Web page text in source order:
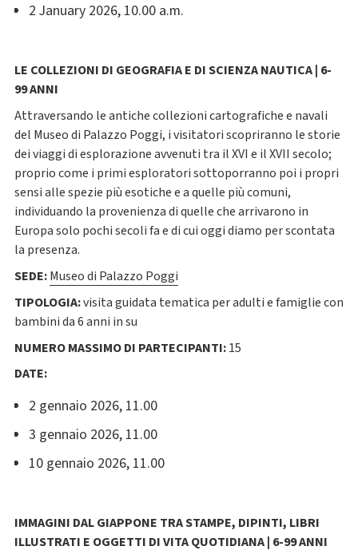
2 January 2026, 10.00 a.m.
LE COLLEZIONI DI GEOGRAFIA E DI SCIENZA NAUTICA | 6-
99 ANNI
Attraversando le antiche collezioni cartografiche e navali
del Museo di Palazzo Poggi, i visitatori scopriranno le storie
dei viaggi di esplorazione avvenuti tra il XVI e il XVII secolo;
proprio come i primi esploratori sottoporranno poi i propri
sensi alle spezie più esotiche e a quelle più comuni,
individuando la provenienza di quelle che arrivarono in
Europa solo pochi secoli fa e di cui oggi diamo per scontata
la presenza.
SEDE:Museo di Palazzo Poggi
TIPOLOGIA:visita guidata tematica per adulti e famiglie con
bambini da 6 anni in su
NUMERO MASSIMO DI PARTECIPANTI:15
DATE:
2 gennaio 2026, 11.00
3 gennaio 2026, 11.00
10 gennaio 2026, 11.00
IMMAGINI DAL GIAPPONE TRA STAMPE, DIPINTI, LIBRI
ILLUSTRATI E OGGETTI DI VITA QUOTIDIANA | 6-99 ANNI